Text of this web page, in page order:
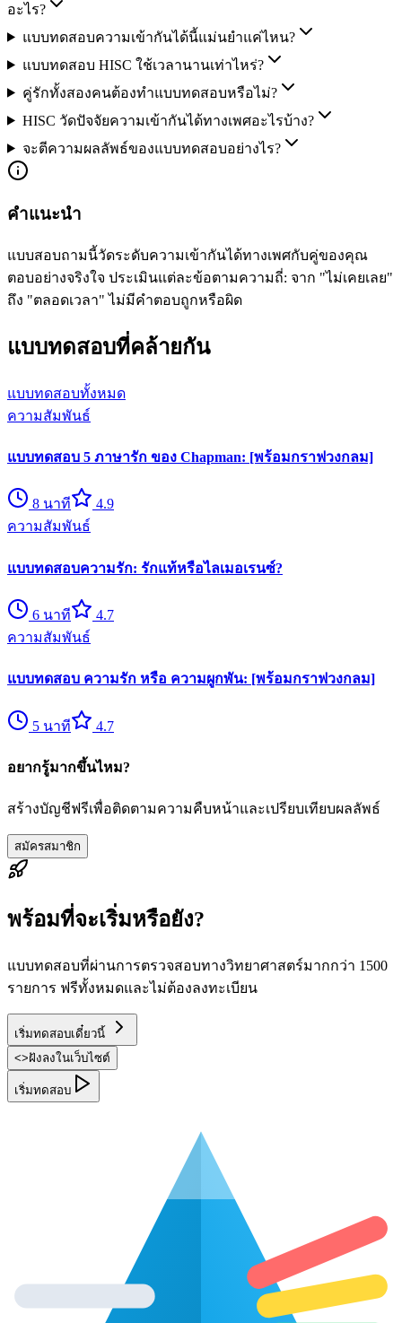
อะไร?
แบบทดสอบความเข้ากันได้นี้แม่นยำแค่ไหน?
แบบทดสอบ HISC ใช้เวลานานเท่าไหร่?
คู่รักทั้งสองคนต้องทำแบบทดสอบหรือไม่?
HISC วัดปัจจัยความเข้ากันได้ทางเพศอะไรบ้าง?
จะตีความผลลัพธ์ของแบบทดสอบอย่างไร?
คำแนะนำ
แบบสอบถามนี้วัดระดับความเข้ากันได้ทางเพศกับคู่ของคุณ
ตอบอย่างจริงใจ ประเมินแต่ละข้อตามความถี่: จาก "ไม่เคยเลย"
ถึง "ตลอดเวลา" ไม่มีคำตอบถูกหรือผิด
แบบทดสอบที่คล้ายกัน
แบบทดสอบทั้งหมด
ความสัมพันธ์
แบบทดสอบ 5 ภาษารัก ของ Chapman: [พร้อมกราฟวงกลม]
8 นาที
4.9
ความสัมพันธ์
แบบทดสอบความรัก: รักแท้หรือไลเมอเรนซ์?
6 นาที
4.7
ความสัมพันธ์
แบบทดสอบ ความรัก หรือ ความผูกพัน: [พร้อมกราฟวงกลม]
5 นาที 4.7
อยากรู้มากขึ้นไหม?
สร้างบัญชีฟรีเพื่อติดตามความคืบหน้าและเปรียบเทียบผลลัพธ์
สมัครสมาชิก
พร้อมที่จะเริ่มหรือยัง?
แบบทดสอบที่ผ่านการตรวจสอบทางวิทยาศาสตร์มากกว่า 1500
รายการ ฟรีทั้งหมดและไม่ต้องลงทะเบียน
เริ่มทดสอบเดี๋ยวนี้
<>ฝังลงในเว็บไซต์
เริ่มทดสอบ